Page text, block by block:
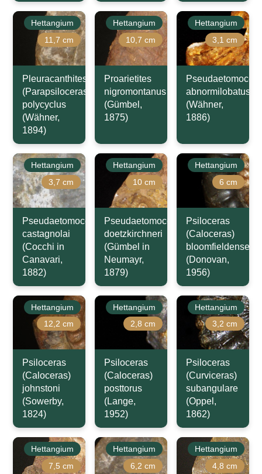
Hettangium
11,7 cm
Pleuracanthites
(Parapsiloceras)
polycyclus
(Wähner,
1894)
Hettangium
10,7 cm
Proarietites
nigromontanus
(Gümbel,
1875)
Hettangium
3,1 cm
abnormilobatus
(Wähner,
1886)
Hettangium
3,7 cm
Pseudaetomoceras
castagnolai
(Cocchi in
Canavari,
1882)
Hettangium
10 cm
Pseudaetomoceras
doetzkirchneri
(Gümbel in
Neumayr,
1879)
Hettangium
6 cm
Psiloceras
(Caloceras)
bloomfieldense
(Donovan,
1956)
Hettangium
12,2 cm
Psiloceras
(Caloceras)
johnstoni
(Sowerby,
1824)
Hettangium
2,8 cm
Psiloceras
(Caloceras)
posttorus
(Lange,
1952)
Hettangium
3,2 cm
Psiloceras
(Curviceras)
subangulare
(Oppel,
1862)
Hettangium
7,5 cm
Hettangium
6,2 cm
Hettangium
4,8 cm